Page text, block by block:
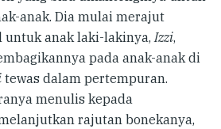
anak. Dia mulai merajut
untuk anak laki-lakinya,Izzi,
pada anak-anak di
tewas dalam pertempuran.
menulis kepada
rajutan bonekanya,